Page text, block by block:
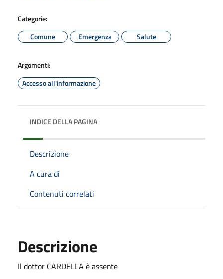
Categorie:
Comune
Emergenza Salute
Argomenti:
Accesso all'informazione
INDICE DELLA PAGINA
Descrizione
A cura di
Contenuti correlati
Descrizione
Il dottor CARDELLA è assente